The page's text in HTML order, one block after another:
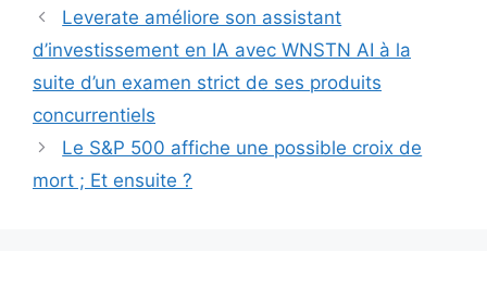
Leverate améliore son assistant
d’investissement en IA avec WNSTN AI à la
suite d’un examen strict de ses produits
concurrentiels
Le S&P 500 affiche une possible croix de
mort ; Et ensuite ?